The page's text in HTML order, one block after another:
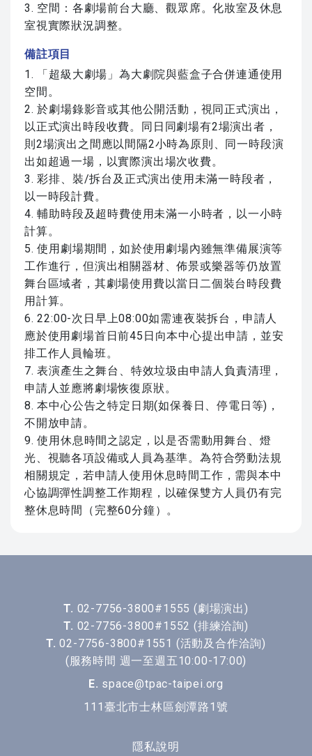
3. 空間：各劇場前台大廳、觀眾席。化妝室及休息
室視實際狀況調整。
備註項目
1. 「超級大劇場」為大劇院與藍盒子合併連通使用
空間。
2. 於劇場錄影音或其他公開活動，視同正式演出，
以正式演出時段收費。同日同劇場有2場演出者，
則2場演出之間應以間隔2小時為原則、同一時段演
出如超過一場，以實際演出場次收費。
3. 彩排、裝/拆台及正式演出使用未滿一時段者，
以一時段計費。
4. 輔助時段及超時費使用未滿一小時者，以一小時
計算。
5. 使用劇場期間，如於使用劇場內雖無準備展演等
工作進行，但演出相關器材、佈景或樂器等仍放置
舞台區域者，其劇場使用費以當日二個裝台時段費
用計算。
6. 22:00-次日早上08:00如需連夜裝拆台，申請人
應於使用劇場首日前45日向本中心提出申請，並安
排工作人員輪班。
7. 表演產生之舞台、特效垃圾由申請人負責清理，
申請人並應將劇場恢復原狀。
8. 本中心公告之特定日期(如保養日、停電日等)，
不開放申請。
9. 使用休息時間之認定，以是否需動用舞台、燈
光、視聽各項設備或人員為基準。為符合勞動法規
相關規定，若申請人使用休息時間工作，需與本中
心協調彈性調整工作期程，以確保雙方人員仍有完
整休息時間（完整60分鐘）。
T. 02-7756-3800#1555 (劇場演出)
T. 02-7756-3800#1552 (排練洽詢)
T. 02-7756-3800#1551 (活動及合作洽詢)
(服務時間 週一至週五10:00-17:00)
E. space@tpac-taipei.org
111臺北市士林區劍潭路1號
隱私說明